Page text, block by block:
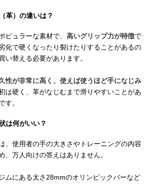
革）の違いは？
ピュラーな素材で、 高いグリップ力が特徴で
化で硬くなったり裂けたりすることがあるの
い替える必要があります。
性が非常に高く、使えば使うほど手になじみ
は硬く、革がなじむまで滑りやすいことがあ
す。
は何がいい？
、使用者の手の大きさやトレーニングの内容
、万人向けの答えはありません。
ムにある太さ28mmのオリンピックバーなど